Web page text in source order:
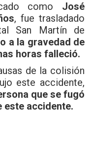
como José
, fue trasladado
San Martín de
a la gravedad de
horas falleció.
de la colisión
este accidente,
que se fugó
este accidente.